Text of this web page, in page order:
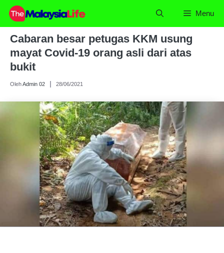
Skip
content
Menu
Cabaran besar petugas KKM usung
mayat Covid-19 orang asli dari atas
bukit
OlehAdmin 02 28/06/2021